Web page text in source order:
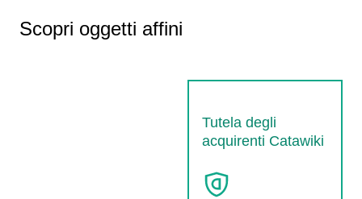
Scopri oggetti affini
Tutela degli
acquirenti Catawiki